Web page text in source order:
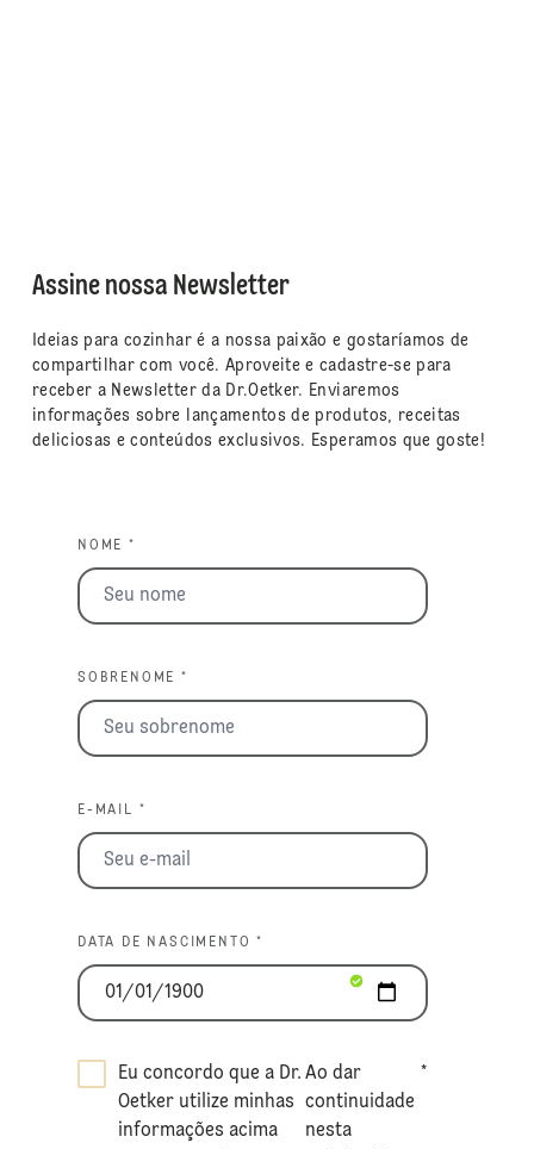
Assine nossa Newsletter
Ideias para cozinhar é a nossa paixão e gostaríamos de
compartilhar com você. Aproveite e cadastre-se para
receber a Newsletter da Dr.Oetker. Enviaremos
informações sobre lançamentos de produtos, receitas
deliciosas e conteúdos exclusivos. Esperamos que goste!
NOME *
SOBRENOME *
E-MAIL *
DATA DE NASCIMENTO *
Eu concordo que a Dr.
Oetker utilize minhas
informações acima
Ao dar
continuidade
nesta
*